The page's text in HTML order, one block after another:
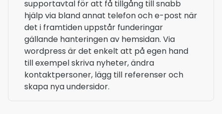
supportavtal för att få tillgång till snabb
hjälp via bland annat telefon och e-post när
det i framtiden uppstår funderingar
gällande hanteringen av hemsidan. Via
wordpress är det enkelt att på egen hand
till exempel skriva nyheter, ändra
kontaktpersoner, lägg till referenser och
skapa nya undersidor.